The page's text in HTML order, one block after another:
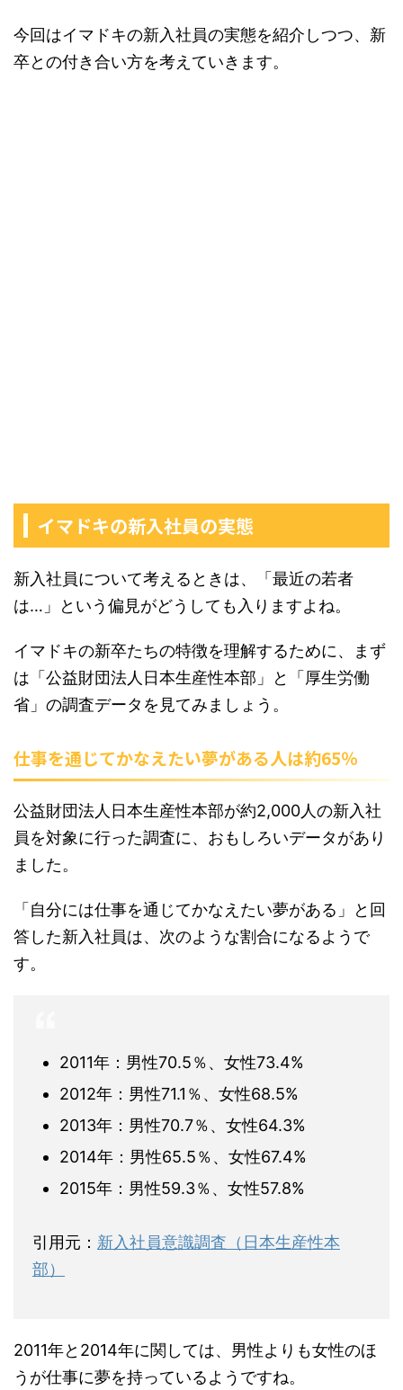
今回はイマドキの新入社員の実態を紹介しつつ、新
卒との付き合い方を考えていきます。
イマドキの新入社員の実態
新入社員について考えるときは、「最近の若者
は…」という偏見がどうしても入りますよね。
イマドキの新卒たちの特徴を理解するために、まず
は「公益財団法人日本生産性本部」と「厚生労働
省」の調査データを見てみましょう。
仕事を通じてかなえたい夢がある人は約65％
公益財団法人日本生産性本部が約2,000人の新入社
員を対象に行った調査に、おもしろいデータがあり
ました。
「自分には仕事を通じてかなえたい夢がある」と回
答した新入社員は、次のような割合になるようで
す。
2011年：男性70.5％、女性73.4%
2012年：男性71.1％、女性68.5%
2013年：男性70.7％、女性64.3%
2014年：男性65.5％、女性67.4%
2015年：男性59.3％、女性57.8%
引用元： 新入社員意識調査（日本生産性本
部）
2011年と2014年に関しては、男性よりも女性のほ
うが仕事に夢を持っているようですね。